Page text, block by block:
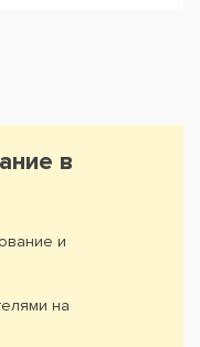
в
и
на